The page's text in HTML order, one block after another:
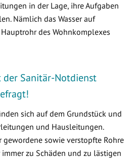
in der Lage, ihre Aufgaben
Nämlich das Wasser auf
des Wohnkomplexes
Sanitär-Notdienst
sich auf dem Grundstück und
und Hausleitungen.
gewordene sowie verstopfte Rohre
zu Schäden und zu lästigen